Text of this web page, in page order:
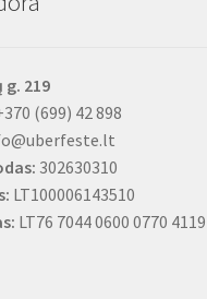
219
(699) 42 898
302630310
LT100006143510
LT76 7044 0600 0770 4119